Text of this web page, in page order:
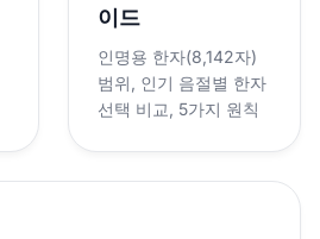
이드
인명용 한자(8,142자)
범위, 인기 음절별 한자
선택 비교, 5가지 원칙